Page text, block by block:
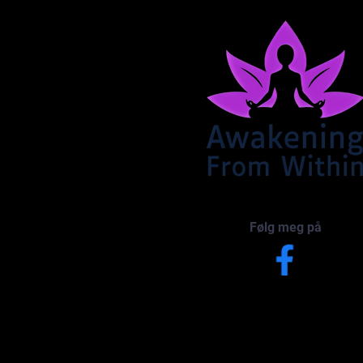
Følg meg på